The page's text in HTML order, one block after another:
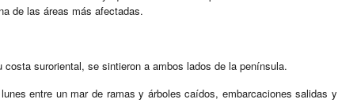
de las áreas más afectadas.
suroriental, se sintieron a ambos lados de la península.
entre un mar de ramas y árboles caídos, embarcaciones salidas y